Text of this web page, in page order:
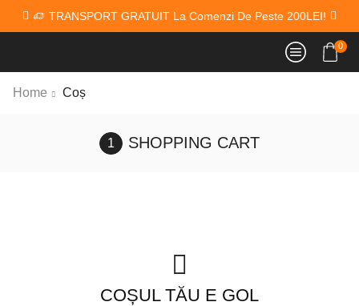
TRANSPORT GRATUIT La Comenzi De Peste 200LEI!
0
Home Coș
SHOPPING CART
COȘUL TĂU E GOL